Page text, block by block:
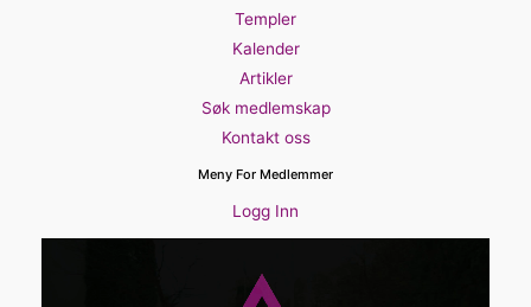
Templer
Kalender
Artikler
Søk medlemskap
Kontakt oss
Meny For Medlemmer
Logg Inn